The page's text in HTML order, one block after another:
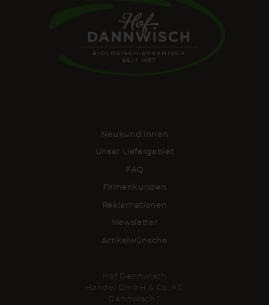
Neukund:innen
Unser Liefergebiet
FAQ
Firmenkunden
Reklamationen
Newsletter
Artikelwünsche
Hof Dannwisch
Handel GmbH & Co. KG
Dannwisch 1